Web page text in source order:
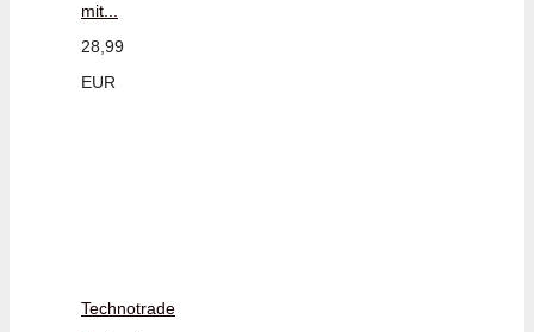
mit...
28,99
EUR
Technotrade